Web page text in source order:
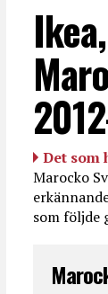
Det som
Marocko
som följde